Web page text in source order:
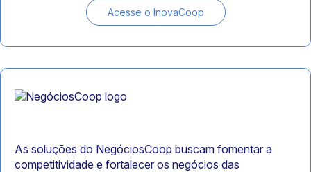
Acesse o InovaCoop
As soluções do NegóciosCoop buscam fomentar a
competitividade e fortalecer os negócios das